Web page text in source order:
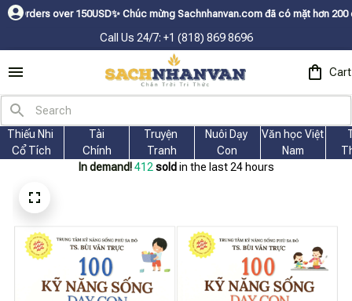
ㅤ✨Chúc mừng Sachnhanvan.com đã có mặt hơn 200 quốc gia như Mỹ,
Call Us 24/7: +1 (818) 869 8696
Cart
Thiếu Nhi
Cổ Tích
Tài
Chính
Truyện
Tranh
Nuôi Dạy
Con
Văn học Việt
Nam
In demand! 416 sold in the last 24 hours